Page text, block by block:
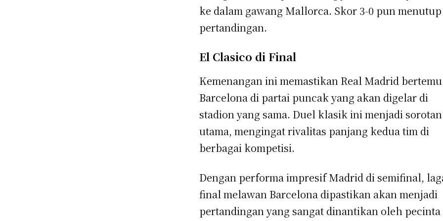
ke dalam gawang Mallorca. Skor 3-0 pun menutup
pertandingan.
El Clasico di Final
Kemenangan ini memastikan Real Madrid bertemu
Barcelona di partai puncak yang akan digelar di
stadion yang sama. Duel klasik ini menjadi sorotan
utama, mengingat rivalitas panjang kedua tim di
berbagai kompetisi.
Dengan performa impresif Madrid di semifinal,
final melawan Barcelona dipastikan akan menjadi
pertandingan yang sangat dinantikan oleh pecinta